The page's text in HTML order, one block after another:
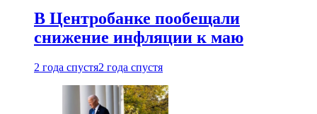
В Центробанке пообещали
снижение инфляции к маю
2 года спустя2 года спустя